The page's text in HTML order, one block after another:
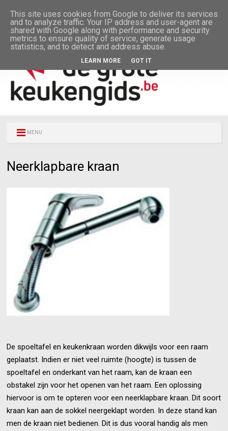
MENU
Neerklapbare kraan
De spoeltafel en keukenkraan worden dikwijls voor een raam
geplaatst. Indien er niet veel ruimte (hoogte) is tussen de
spoeltafel en onderkant van het raam, kan de kraan een
obstakel zijn voor het openen van het raam. Een oplossing
hiervoor is om te opteren voor een neerklapbare kraan. Dit soort
kraan kan aan de sokkel neergeklapt worden. In deze stand kan
men de kraan niet bedienen. Dit is dus vooral handig als men
This site uses cookies from Google to deliver its services
and to analyze traffic. Your IP address and user-agent are
shared with Google along with performance and security
metrics to ensure quality of service, generate usage
statistics, and to detect and address abuse.
LEARN MORE GOT IT